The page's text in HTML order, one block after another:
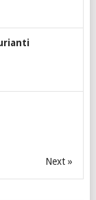
Next »